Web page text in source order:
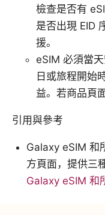
檢查是否有
是否出現 EID
援。
eSIM 必須當
日或旅程開始
益。若商品頁
引用與參考
Galaxy eSIM 和
方頁面，提供三
Galaxy eSIM 和